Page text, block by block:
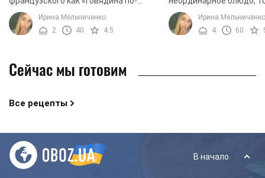
строгановски». Это блюдо получило
громкую славу во всем мире.
Несмотря на французское ...
Ирина Мельниченко
2
40 4.5
бефстроганов из
представляет собой
подливку с нежнейшим
Ирина Мельниченко
4
60
Сейчас мы готовим
Все рецепты
В начало